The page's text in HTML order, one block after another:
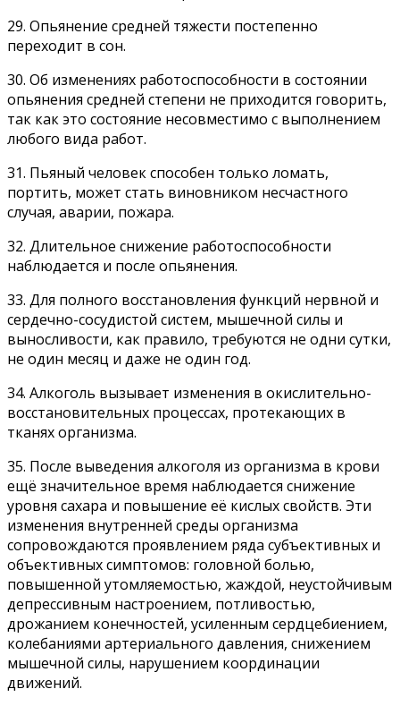
29. Опьянение средней тяжести постепенно
переходит в сон.
30. Об изменениях работоспособности в состоянии
опьянения средней степени не приходится говорить,
так как это состояние несовместимо с выполнением
любого вида работ.
31. Пьяный человек способен только ломать,
портить, может стать виновником несчастного
случая, аварии, пожара.
32. Длительное снижение работоспособности
наблюдается и после опьянения.
33. Для полного восстановления функций нервной и
сердечно-сосудистой систем, мышечной силы и
выносливости, как правило, требуются не одни сутки,
не один месяц и даже не один год.
34. Алкоголь вызывает изменения в окислительно-
восстановительных процессах, протекающих в
тканях организма.
35. После выведения алкоголя из организма в крови
ещё значительное время наблюдается снижение
уровня сахара и повышение её кислых свойств. Эти
изменения внутренней среды организма
сопровождаются проявлением ряда субъективных и
объективных симптомов: головной болью,
повышенной утомляемостью, жаждой, неустойчивым
депрессивным настроением, потливостью,
дрожанием конечностей, усиленным сердцебиением,
колебаниями артериального давления, снижением
мышечной силы, нарушением координации
движений.